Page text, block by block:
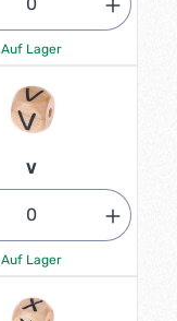
Auf Lager
V
Auf Lager